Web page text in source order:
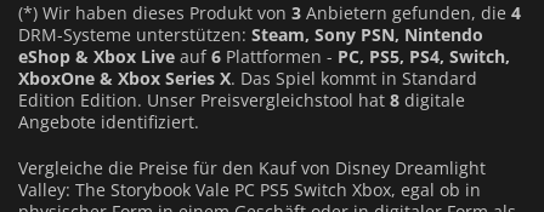
(*) Wir haben dieses Produkt von 3 Anbietern gefunden, die 4
DRM-Systeme unterstützen: Steam, Sony PSN, Nintendo
eShop & Xbox Live auf6 Plattformen - PC, PS5, PS4, Switch,
XboxOne & Xbox Series X. Das Spiel kommt in Standard
Edition Edition. Unser Preisvergleichstool hat 8 digitale
Angebote identifiziert.
Vergleiche die Preise für den Kauf von Disney Dreamlight
Valley: The Storybook Vale PC PS5 Switch Xbox, egal ob in